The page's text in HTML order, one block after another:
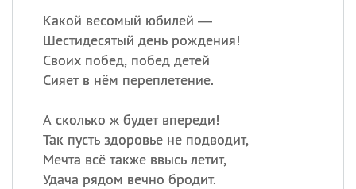
Какой весомый юбилей —
Шестидесятый день рождения!
Своих побед, побед детей
Сияет в нём переплетение.
А сколько ж будет впереди!
Так пусть здоровье не подводит,
Мечта всё также ввысь летит,
Удача рядом вечно бродит.